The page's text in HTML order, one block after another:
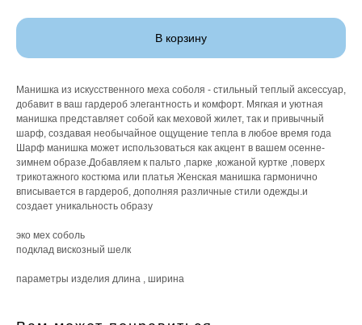
В корзину
Манишка из искусственного меха соболя - стильный теплый аксессуар,
добавит в ваш гардероб элегантность и комфорт. Мягкая и уютная
манишка представляет собой как меховой жилет, так и привычный
шарф, создавая необычайное ощущение тепла в любое время года
Шарф манишка может использоваться как акцент в вашем осенне-
зимнем образе.Добавляем к пальто ,парке ,кожаной куртке ,поверх
трикотажного костюма или платья Женская манишка гармонично
вписывается в гардероб, дополняя различные стили одежды.и
создает уникальность образу
эко мех соболь
подклад вискозный шелк
параметры изделия длина , ширина